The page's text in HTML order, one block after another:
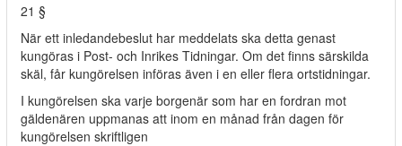
21 §
När ett inledandebeslut har meddelats ska detta genast
kungöras i Post- och Inrikes Tidningar. Om det finns särskilda
skäl, får kungörelsen införas även i en eller flera ortstidningar.
I kungörelsen ska varje borgenär som har en fordran mot
gäldenären uppmanas att inom en månad från dagen för
kungörelsen skriftligen